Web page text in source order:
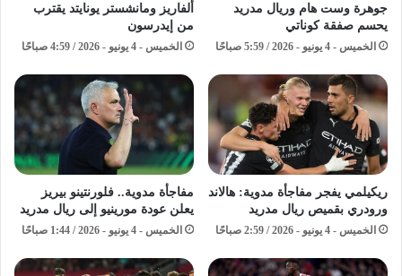
جوهرة وست هام وريال مدريد
يحسم صفقة كوناتي
الخميس - 4 يونيو - 2026 / 5:59 صباحًا
ألفاريز ومانشستر يونايتد يقترب
من إيدرسون
الخميس - 4 يونيو - 2026 / 4:59 صباحًا
ريكيلمي يفجر مفاجأة مدوية: هالاند
ورودري بقميص ريال مدريد
الخميس - 4 يونيو - 2026 / 2:59 صباحًا
مفاجأة مدوية.. فلورنتينو بيريز
يعلن عودة مورينيو إلى ريال مدريد
الخميس - 4 يونيو - 2026 / 1:44 صباحًا